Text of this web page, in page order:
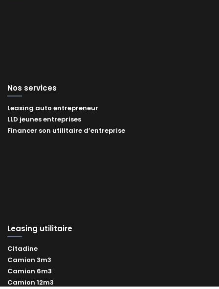
Nos services
Leasing auto entrepreneur
LLD jeunes entreprises
Financer son utilitaire d’entreprise
Leasing utilitaire
Citadine
Camion 3m3
Camion 6m3
Camion 12m3